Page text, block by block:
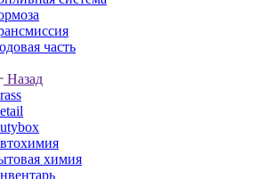
часть
Назад
химия